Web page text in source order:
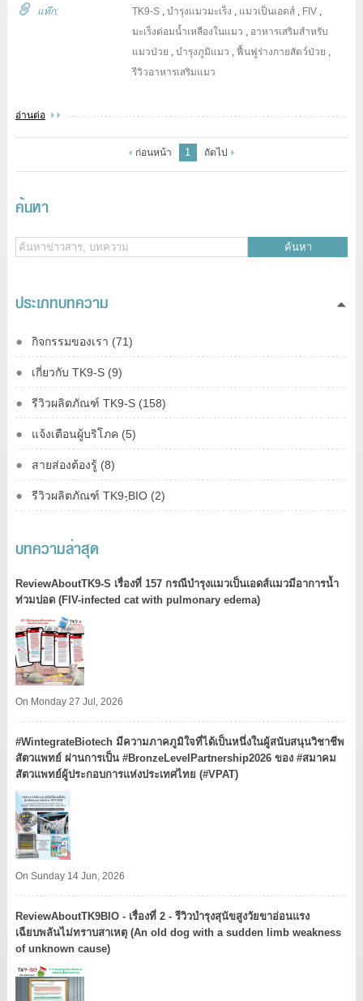
แท๊ก: TK9-S ,บำรุงแมวมะเร็ง , แมวเป็นเอดส์ , FIV ,
มะเร็งต่อมน้ำเหลืองในแมว , อาหารเสริมสำหรับ
แมวป่วย ,บำรุงภูมิแมว ,ฟื้นฟูร่างกายสัตว์ป่วย ,
รีวิวอาหารเสริมแมว
อ่านต่อ
ก่อนหน้า 1 ถัดไป
ค้นหา
ค้นหา
ประเภทบทความ
กิจกรรมของเรา (71)
เกี่ยวกับ TK9-S (9)
รีวิวผลิตภัณฑ์ TK9-S (158)
แจ้งเตือนผู้บริโภค (5)
สายส่องต้องรู้ (8)
รีวิวผลิตภัณฑ์ TK9-ฺBIO (2)
บทความล่าสุด
ReviewAboutTK9-S เรื่องที่ 157 กรณีบำรุงแมวเป็นเอดส์แมวมีอาการน้ำ
ท่วมปอด (FIV-infected cat with pulmonary edema)
On Monday 27 Jul, 2026
#WintegrateBiotech มีความภาคภูมิใจที่ได้เป็นหนึ่งในผู้สนับสนุนวิชาชีพ
สัตวแพทย์ ผ่านการเป็น #BronzeLevelPartnership2026 ของ #สมาคม
สัตวแพทย์ผู้ประกอบการแห่งประเทศไทย (#VPAT)
On Sunday 14 Jun, 2026
ReviewAboutTK9BIO - เรื่องที่ 2 - รีวิวบำรุงสุนัขสูงวัยขาอ่อนแรง
เฉียบพลันไม่ทราบสาเหตุ (An old dog with a sudden limb weakness
of unknown cause)